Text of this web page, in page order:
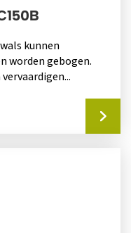
kunnen
worden gebogen.